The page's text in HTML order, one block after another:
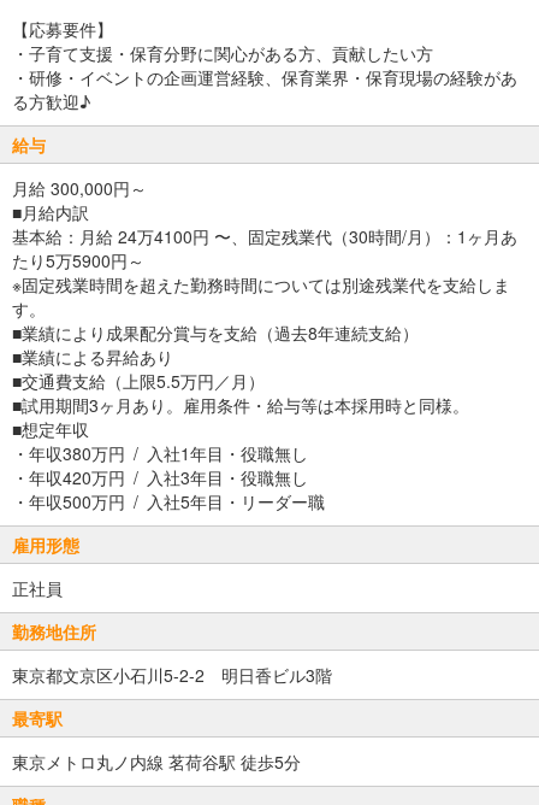
【応募要件】
・子育て支援・保育分野に関心がある方、貢献したい方
・研修・イベントの企画運営経験、保育業界・保育現場の経験があ
る方歓迎♪
給与
月給 300,000円～
■月給内訳
基本給：月給 24万4100円 〜、固定残業代（30時間/月）：1ヶ月あ
たり5万5900円～
※固定残業時間を超えた勤務時間については別途残業代を支給しま
す。
■業績により成果配分賞与を支給（過去8年連続支給）
■業績による昇給あり
■交通費支給（上限5.5万円／月）
■試用期間3ヶ月あり。雇用条件・給与等は本採用時と同様。
■想定年収
・年収380万円 / 入社1年目・役職無し
・年収420万円 / 入社3年目・役職無し
・年収500万円 / 入社5年目・リーダー職
雇用形態
正社員
勤務地住所
東京都文京区小石川5-2-2 明日香ビル3階
最寄駅
東京メトロ丸ノ内線 茗荷谷駅 徒歩5分